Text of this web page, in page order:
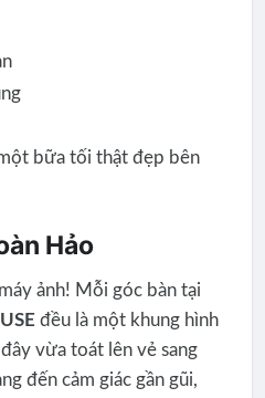
bữa tối thật đẹp bên
Hảo
ảnh! Mỗi góc bàn tại
đều là một khung hình
vừa toát lên vẻ sang
đến cảm giác gần gũi,